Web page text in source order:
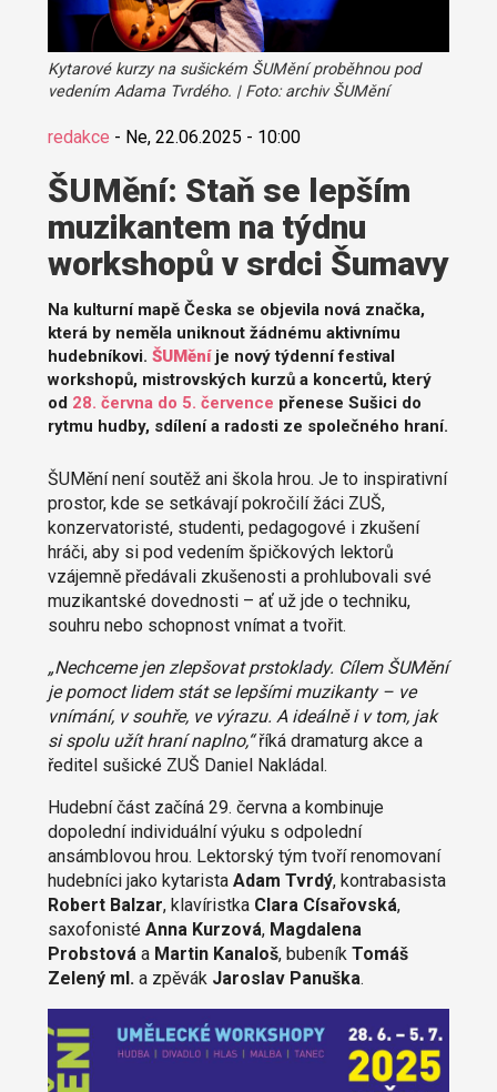
Kytarové kurzy na sušickém ŠUMění proběhnou pod
vedením Adama Tvrdého. | Foto: archiv ŠUMění
redakce - Ne, 22.06.2025 - 10:00
ŠUMění: Staň se lepším
muzikantem na týdnu
workshopů v srdci Šumavy
Na kulturní mapě Česka se objevila nová značka,
která by neměla uniknout žádnému aktivnímu
hudebníkovi. ŠUMěníje nový týdenní festival
workshopů, mistrovských kurzů a koncertů, který
od 28. června do 5. července přenese Sušici do
rytmu hudby, sdílení a radosti ze společného hraní.
ŠUMění není soutěž ani škola hrou. Je to inspirativní
prostor, kde se setkávají pokročilí žáci ZUŠ,
konzervatoristé, studenti, pedagogové i zkušení
hráči, aby si pod vedením špičkových lektorů
vzájemně předávali zkušenosti a prohlubovali své
muzikantské dovednosti – ať už jde o techniku,
souhru nebo schopnost vnímat a tvořit.
„Nechceme jen zlepšovat prstoklady. Cílem ŠUMění
je pomoct lidem stát se lepšími muzikanty – ve
vnímání, v souhře, ve výrazu. A ideálně i v tom, jak
si spolu užít hraní naplno,“říká dramaturg akce a
ředitel sušické ZUŠ Daniel Nakládal.
Hudební část začíná 29. června a kombinuje
dopolední individuální výuku s odpolední
ansámblovou hrou. Lektorský tým tvoří renomovaní
hudebníci jako kytarista Adam Tvrdý, kontrabasista
Robert Balzar, klavíristka Clara Císařovská,
saxofonisté Anna Kurzová, Magdalena
Probstováa Martin Kanaloš, bubeník Tomáš
Zelený ml. a zpěvák Jaroslav Panuška.